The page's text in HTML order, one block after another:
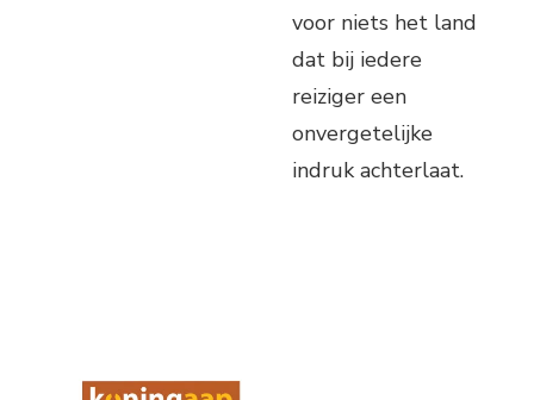
voor niets het land
dat bij iedere
reiziger een
onvergetelijke
indruk achterlaat.